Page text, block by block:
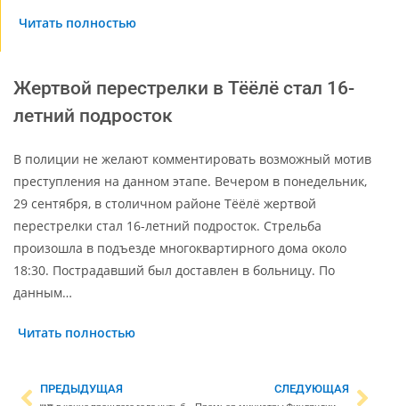
Читать полностью
Жертвой перестрелки в Тёёлё стал 16-
летний подросток
В полиции не желают комментировать возможный мотив
преступления на данном этапе. Вечером в понедельник,
29 сентября, в столичном районе Тёёлё жертвой
перестрелки стал 16-летний подросток. Стрельба
произошла в подъезде многоквартирного дома около
18:30. Пострадавший был доставлен в больницу. По
данным…
Читать полностью
ПРЕДЫДУЩАЯ СЛЕДУЮЩАЯ